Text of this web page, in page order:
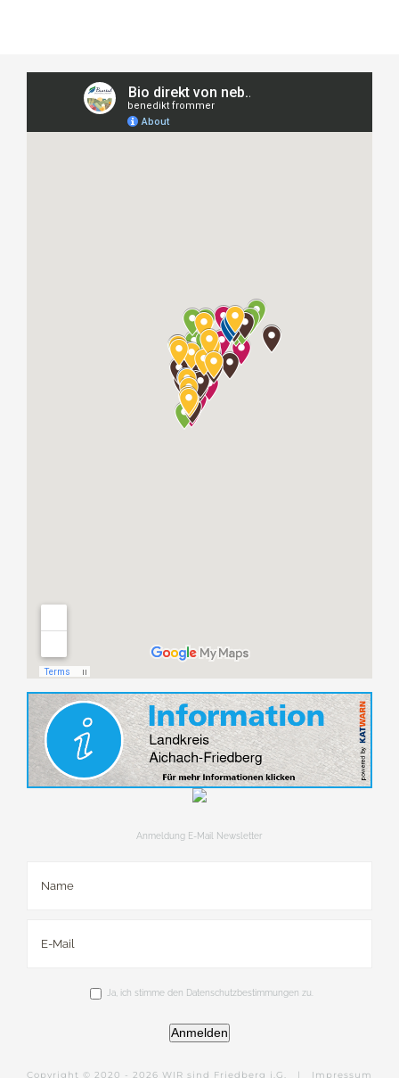
Anmeldung E-Mail Newsletter
Ja, ich stimme den Datenschutzbestimmungen zu.
Anmelden
Copyright © 2020 - 2026 WIR sind Friedberg i.G. | Impressum